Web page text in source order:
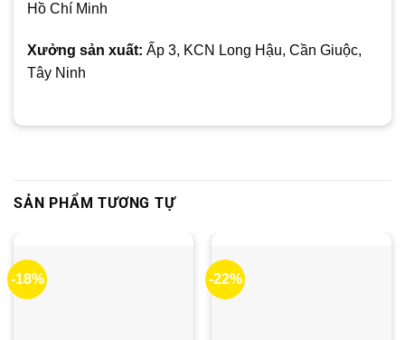
Hồ Chí Minh
Xưởng sản xuất: Ấp 3, KCN Long Hậu, Cần Giuộc,
Tây Ninh
SẢN PHẨM TƯƠNG TỰ
-18% -22%